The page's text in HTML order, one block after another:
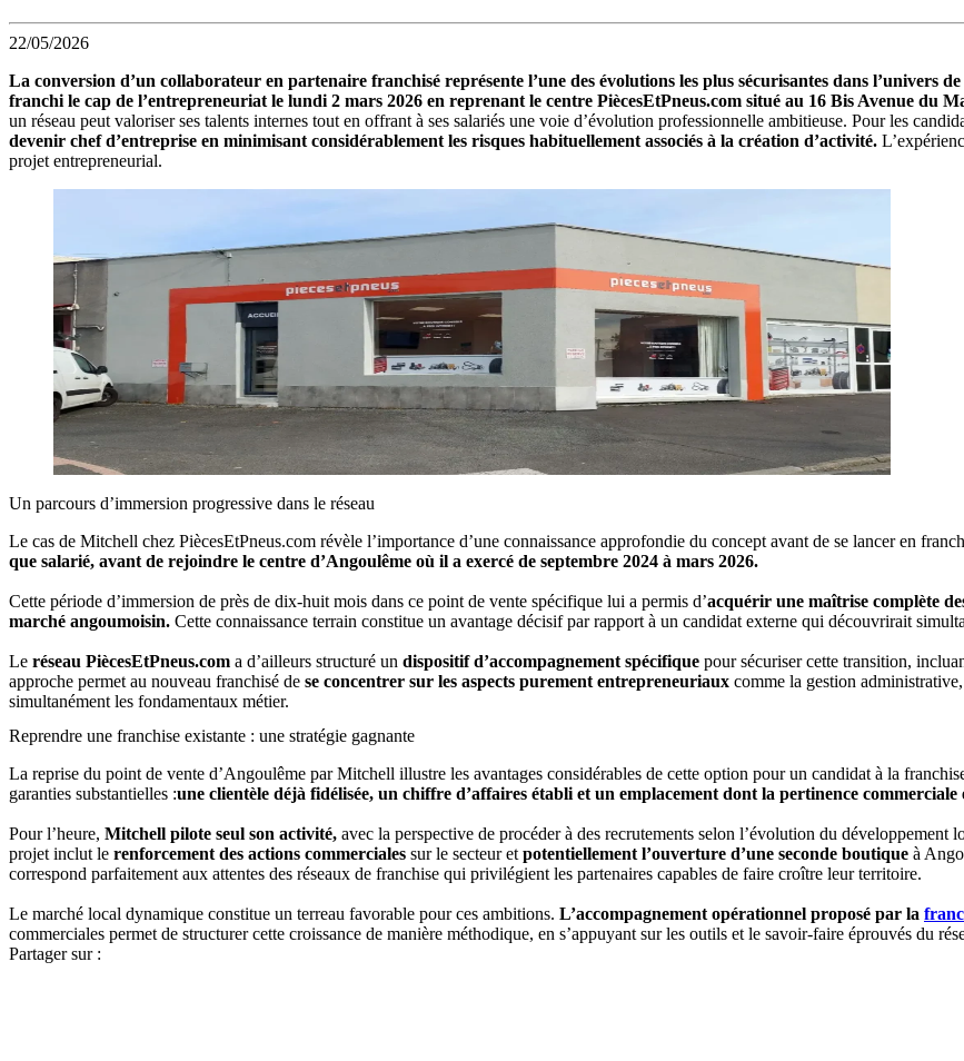
22/05/2026
La conversion d’un collaborateur en partenaire franchisé représente l’une des évolutions les plus sécurisantes dans l’univers
franchi le cap de l’entrepreneuriat le lundi 2 mars 2026 en reprenant le centre PiècesEtPneus.com situé au 16 Bis Avenue du
un réseau peut valoriser ses talents internes tout en offrant à ses salariés une voie d’évolution professionnelle ambitieuse. Pour les
devenir chef d’entreprise en minimisant considérablement les risques habituellement associés à la création d’activité.
projet entrepreneurial.
Un parcours d’immersion progressive dans le réseau
Le cas de Mitchell chez PiècesEtPneus.com révèle l’importance d’une connaissance approfondie du concept avant de se lancer en
que salarié, avant de rejoindre le centre d’Angoulême où il a exercé de septembre 2024 à mars 2026.
Cette période d’immersion de près de dix-huit mois dans ce point de vente spécifique lui a permis d’acquérir une maîtrise complète
marché angoumoisin. Cette connaissance terrain constitue un avantage décisif par rapport à un candidat externe qui découvrirait
Le réseau PiècesEtPneus.com a d’ailleurs structuré un dispositif d’accompagnement spécifique pour sécuriser cette transition,
approche permet au nouveau franchisé de se concentrer sur les aspects purement entrepreneuriaux comme la gestion
simultanément les fondamentaux métier.
Reprendre une franchise existante : une stratégie gagnante
La reprise du point de vente d’Angoulême par Mitchell illustre les avantages considérables de cette option pour un candidat à la
garanties substantielles :une clientèle déjà fidélisée, un chiffre d’affaires établi et un emplacement dont la pertinence commerciale
Pour l’heure, Mitchell pilote seul son activité, avec la perspective de procéder à des recrutements selon l’évolution du développement
projet inclut le renforcement des actions commerciales sur le secteur et potentiellement l’ouverture d’une seconde boutique à
correspond parfaitement aux attentes des réseaux de franchise qui privilégient les partenaires capables de faire croître leur territoire.
Le marché local dynamique constitue un terreau favorable pour ces ambitions. L’accompagnement opérationnel proposé par la
commerciales permet de structurer cette croissance de manière méthodique, en s’appuyant sur les outils et le savoir-faire éprouvés du
Partager sur :